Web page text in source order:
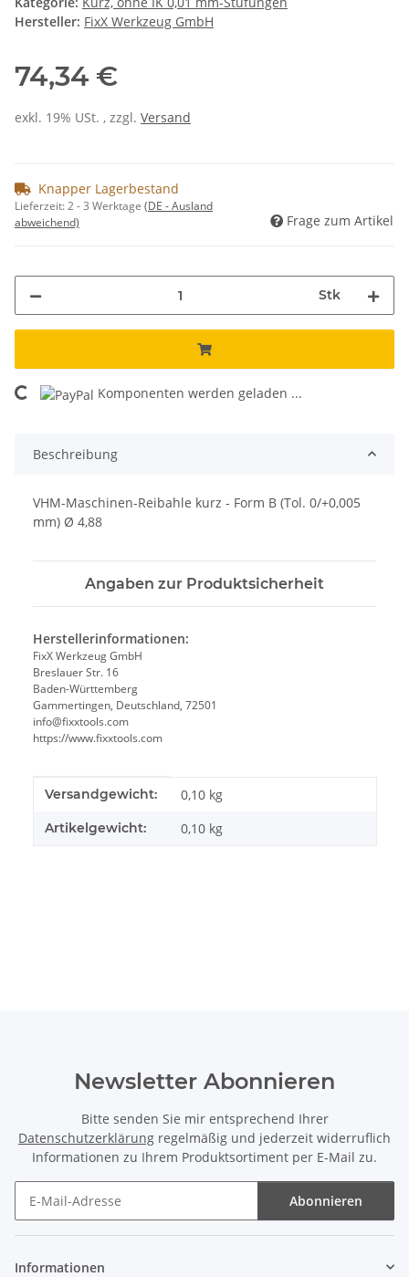
Hersteller: FixX Werkzeug GmbH
74,34 €
exkl. 19% USt. , zzgl. Versand
Knapper Lagerbestand
Lieferzeit:2 - 3 Werktage (DE - Ausland
abweichend)
Frage zum Artikel
Stk
Loading... Komponenten werden geladen ...
Beschreibung
VHM-Maschinen-Reibahle kurz - Form B (Tol. 0/+0,005
mm) Ø 4,88
Angaben zur Produktsicherheit
Herstellerinformationen:
FixX Werkzeug GmbH
Breslauer Str. 16
Baden-Württemberg
Gammertingen, Deutschland, 72501
info@fixxtools.com
https://www.fixxtools.com
Produkteigenschaft
Wert
Versandgewicht: 0,10 kg
Artikelgewicht: 0,10 kg
Newsletter Abonnieren
Bitte senden Sie mir entsprechend Ihrer
Datenschutzerklärung regelmäßig und jederzeit widerruflich
Informationen zu Ihrem Produktsortiment per E-Mail zu.
Abonnieren
Informationen